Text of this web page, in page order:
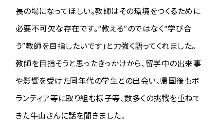
長の場になってほしい。教師はその環境をつくるために
必要不可欠な存在です。“教える”のではなく“学び合
う”教師を目指したいです」と力強く語ってくれました。
教師を目指そうと思ったきっかけから、留学中の出来事
や影響を受けた同年代の学生との出会い、帰国後もボ
ランティア等に取り組む様子等、数多くの挑戦を重ねて
きた牛山さんに話を聞きました。